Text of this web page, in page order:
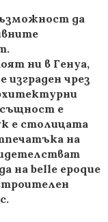
да
ни в Генуа,
чрез
е
е столицата
на
на belle epoque